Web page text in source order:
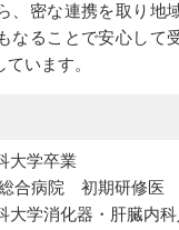
、密な連携を取り地
なることで安心して
います。
大学卒業
合病院 初期研修医
学消化器・肝臓内科